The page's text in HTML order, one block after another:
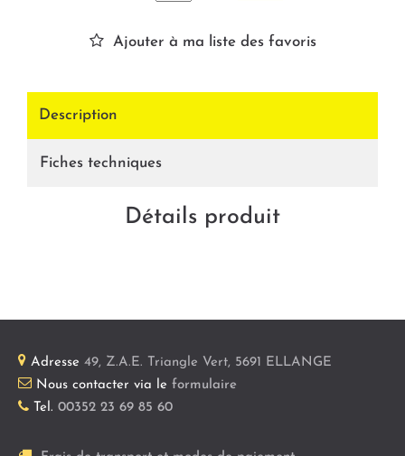
Ajouter à ma liste des favoris
Description
Fiches techniques
Détails produit
Adresse 49, Z.A.E. Triangle Vert, 5691
ELLANGE
Nous contacter via le formulaire
Tel. 00352 23 69 85 60